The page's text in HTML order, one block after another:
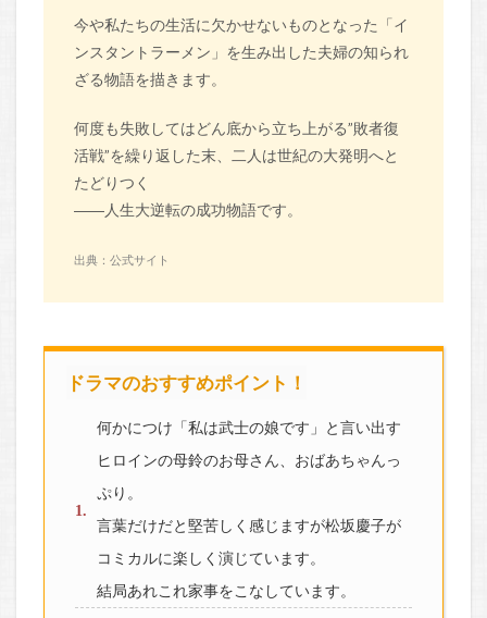
今や私たちの生活に欠かせないものとなった「イ
ンスタントラーメン」を生み出した夫婦の知られ
ざる物語を描きます。
何度も失敗してはどん底から立ち上がる”敗者復
活戦”を繰り返した末、二人は世紀の大発明へと
たどりつく
――人生大逆転の成功物語です。
出典：公式サイト
ドラマのおすすめポイント！
何かにつけ「私は武士の娘です」と言い出す
ヒロインの母鈴のお母さん、おばあちゃんっ
ぷり。
言葉だけだと堅苦しく感じますが松坂慶子が
コミカルに楽しく演じています。
結局あれこれ家事をこなしています。